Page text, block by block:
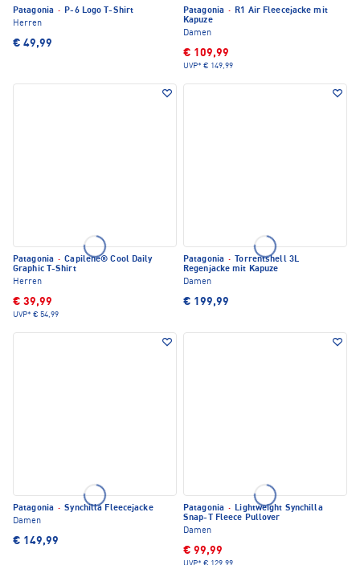
Patagonia · P-6 Logo T-Shirt
Herren
€ 49,99
Patagonia · R1 Air Fleecejacke mit
Kapuze
Damen
€ 109,99
UVP* € 149,99
Patagonia · Capilene® Cool Daily
Graphic T-Shirt
Herren
€ 39,99
UVP* € 54,99
Patagonia ·
Torrentshell 3L
Regenjacke mit Kapuze
Damen
€ 199,99
Patagonia · Synchilla Fleecejacke
Damen
€ 149,99
Patagonia · Lightweight Synchilla
Snap-T Fleece Pullover
Damen
€ 99,99